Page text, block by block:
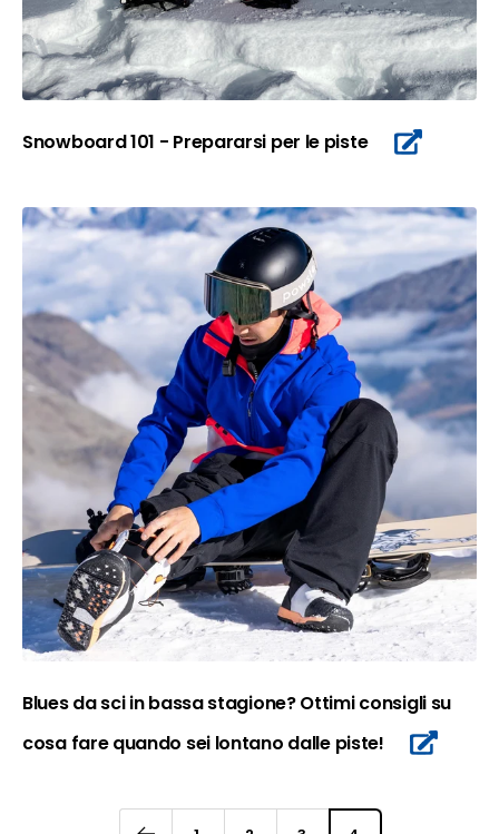
Snowboard 101 - Prepararsi per le piste
Blues da sci in bassa stagione? Ottimi consigli su
cosa fare quando sei lontano dalle piste!